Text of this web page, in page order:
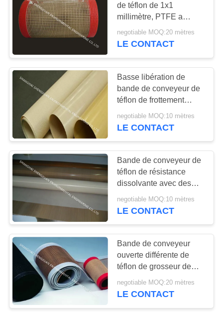
de téflon de 1x1
millimètre, PTFE a
enduit la bande de
conveyeur de fibre de
negotiable MOQ:20 mètres
LE CONTACT
Basse libération de
bande de conveyeur de
téflon de frottement
excellente en tant que
ceintures de
negotiable MOQ:10 mètres
LE CONTACT
Bande de conveyeur de
téflon de résistance
dissolvante avec des
couleurs et l'épaisseur
différentes
negotiable MOQ:10 mètres
LE CONTACT
Bande de conveyeur
ouverte différente de
téflon de grosseur de
maille, bande de
conveyeur noire de
negotiable MOQ:20 mètres
LE CONTACT